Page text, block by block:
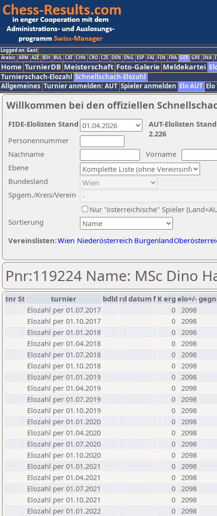
Logged on: Gast
Arabic ARM AZE BIH BUL CAT CHN CRO CZE DEN ENG ESP FAI FIN FRA GER GRE INA
Home TurnierDB Meisterschaft Foto-Galerie Meldekartei
Turnierschach-Elozahl Schnellschach-Elozahl
Allgemeines Turnier anmelden: AUT Spieler anmelden Elo AUT
Willkommen bei den offiziellen
Nachname
Vorname
Ebene
Sortierung
Personennummer
Bundesland
Spgem./Kreis/Verein
Nur "österreichische" Spieler
Vereinslisten:Wien Niederösterreich Burgenland
AUT-Elolisten
2.226
FIDE-Elolisten Stand
Pnr:119224 Name: MSc Dino
tnrSt turnier bdld rd datumf Kerg elo+/-
Elozahl per 01.07.2017
0 2098
Elozahl per 01.10.2017
0 2098
Elozahl per 01.01.2018
0 2098
Elozahl per 01.04.2018
0 2098
Elozahl per 01.07.2018
0 2098
Elozahl per 01.10.2018
0 2098
Elozahl per 01.01.2019
0 2098
Elozahl per 01.04.2019
0 2098
Elozahl per 01.07.2019
0 2098
Elozahl per 01.10.2019
0 2098
Elozahl per 01.01.2020
0 2098
Elozahl per 01.04.2020
0 2098
Elozahl per 01.07.2020
0 2098
Elozahl per 01.10.2020
0 2098
Elozahl per 01.01.2021
0 2098
Elozahl per 01.04.2021
0 2098
Elozahl per 01.07.2021
0 2098
Elozahl per 01.10.2021
0 2098
Elozahl per 01.01.2022
0 2098